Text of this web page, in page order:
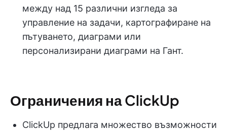
между над 15 различни изгледа за
управление на задачи, картографиране на
пътуването, диаграми или
персонализирани диаграми на Гант.
Ограничения на ClickUp
ClickUp предлага множество възможности